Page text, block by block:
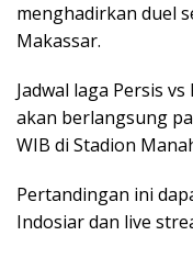
menghadirkan duel
Makassar.
Jadwal laga Persis
akan berlangsung
WIB di Stadion
Pertandingan ini
Indosiar dan live